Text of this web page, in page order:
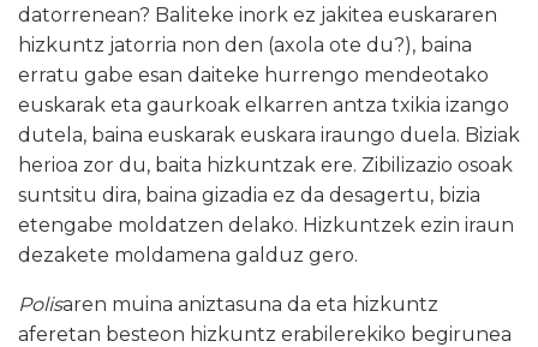
datorrenean? Baliteke inork ez jakitea euskararen
hizkuntz jatorria non den (axola ote du?), baina
erratu gabe esan daiteke hurrengo mendeotako
euskarak eta gaurkoak elkarren antza txikia izango
dutela, baina euskarak euskara iraungo duela. Biziak
herioa zor du, baita hizkuntzak ere. Zibilizazio osoak
suntsitu dira, baina gizadia ez da desagertu, bizia
etengabe moldatzen delako. Hizkuntzek ezin iraun
dezakete moldamena galduz gero.
Polisaren muina aniztasuna da eta hizkuntz
aferetan besteon hizkuntz erabilerekiko begirunea